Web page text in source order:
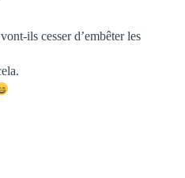
ils cesser d’embêter les